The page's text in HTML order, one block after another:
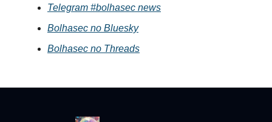
Telegram #bolhasec news
Bolhasec no Bluesky
Bolhasec no Threads